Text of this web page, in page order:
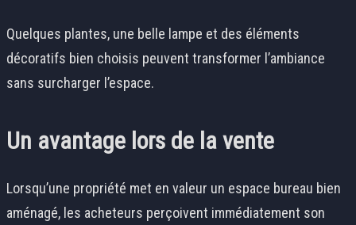
Quelques plantes, une belle lampe et des éléments
décoratifs bien choisis peuvent transformer l’ambiance
sans surcharger l’espace.
Un avantage lors de la vente
Lorsqu’une propriété met en valeur un espace bureau bien
aménagé, les acheteurs perçoivent immédiatement son